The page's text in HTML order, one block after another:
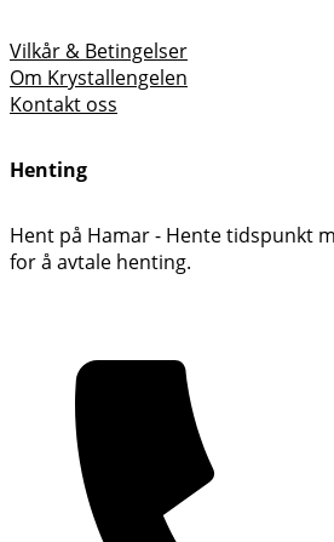
Vilkår & Betingelser
Om Krystallengelen
Kontakt oss
Henting
Hent på Hamar - Hente tidspunkt
for å avtale henting.